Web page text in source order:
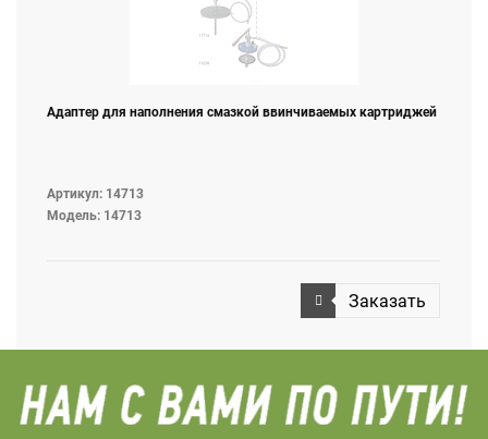
Адаптер для наполнения смазкой ввинчиваемых картриджей
Артикул: 14713
Модель: 14713
Заказать